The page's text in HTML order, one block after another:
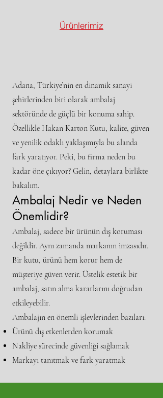
Ürünlerimiz
Adana, Türkiye’nin en dinamik sanayi
şehirlerinden biri olarak ambalaj
sektöründe de güçlü bir konuma sahip.
Özellikle Hakan Karton Kutu, kalite, güven
ve yenilik odaklı yaklaşımıyla bu alanda
fark yaratıyor. Peki, bu firma neden bu
kadar öne çıkıyor? Gelin, detaylara birlikte
bakalım.
Ambalaj Nedir ve Neden
Önemlidir?
Ambalaj, sadece bir ürünün dış koruması
değildir. Aynı zamanda markanın imzasıdır.
Bir kutu, ürünü hem korur hem de
müşteriye güven verir. Üstelik estetik bir
ambalaj, satın alma kararlarını doğrudan
etkileyebilir.
Ambalajın en önemli işlevlerinden bazıları:
Ürünü dış etkenlerden korumak
Nakliye sürecinde güvenliği sağlamak
Markayı tanıtmak ve fark yaratmak